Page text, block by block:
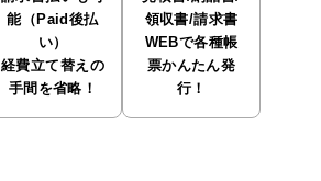
能（Paid後払
い）
経費立て替えの
手間を省略！
領収書/請求書
WEBで各種帳
票かんたん発
行！